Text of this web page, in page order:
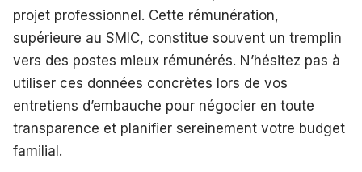
projet professionnel. Cette rémunération,
supérieure au SMIC, constitue souvent un tremplin
vers des postes mieux rémunérés. N’hésitez pas à
utiliser ces données concrètes lors de vos
entretiens d’embauche pour négocier en toute
transparence et planifier sereinement votre budget
familial.